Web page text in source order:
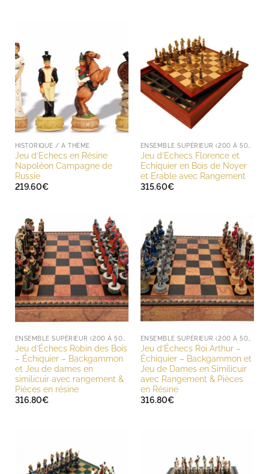
HISTORIQUE / A THÈME
Jeu d’Echecs en Résine
Napoléon Campagne de
Russie
219.60€
Jeu d’Echecs Florence et
Echiquier en Bois de Noyer
et Erable avec Rangement
315.60€
Jeu d’Échecs Robin des Bois
– Échiquier – Backgammon
et Jeu de dames en
similicuir avec rangement &
Pièces en résine
316.80€
Jeu d’Échecs Roi Arthur –
Échiquier – Backgammon et
Jeu de Dames en Similicuir
avec Rangement & Pièces
en Résine
316.80€